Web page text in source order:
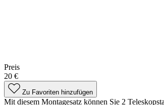
Preis
20 €
Zu Favoriten hinzufügen
Mit diesem Montagesatz können Sie 2